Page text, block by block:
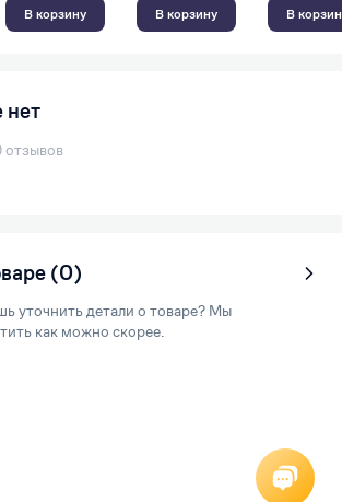
В корзину В корзину В
нет
отзывов
(0)
уточнить детали о товаре? Мы
как можно скорее.